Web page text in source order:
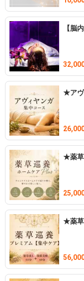
【脳
★アヴ
★薬草
★薬草